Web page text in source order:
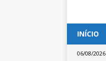
INÍCIO
06/08/2026